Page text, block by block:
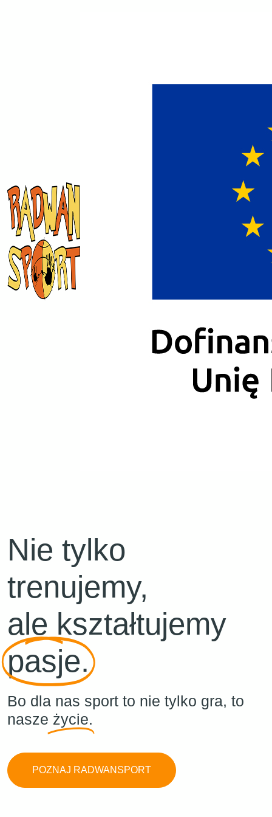
Nie tylko
trenujemy,
ale kształtujemy
pasje.
Bo dla nas sport to nie tylko gra, to
nasze życie.
POZNAJ RADWANSPORT